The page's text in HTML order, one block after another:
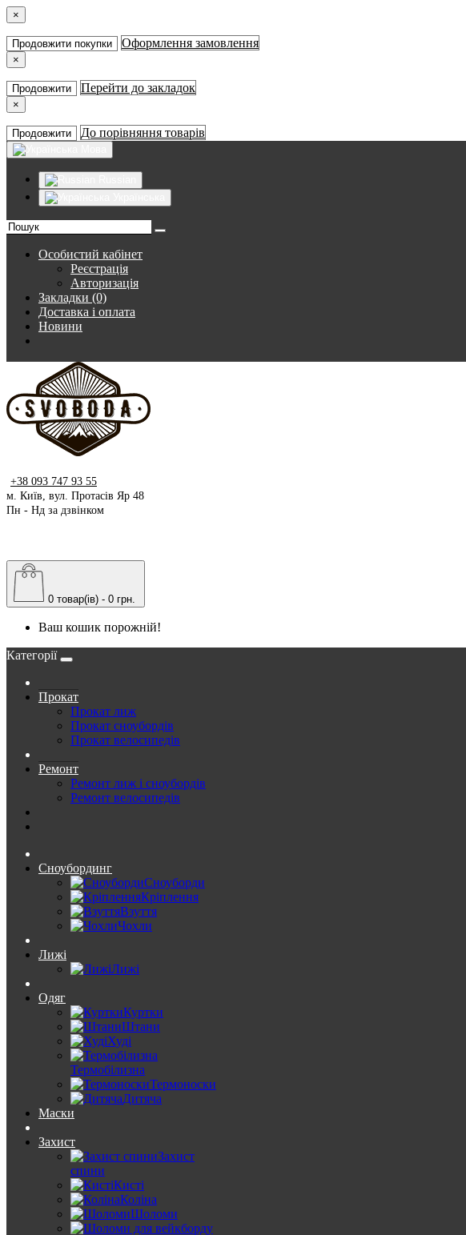
×
Продовжити покупки Оформлення замовлення
×
Продовжити Перейти до закладок
×
Продовжити До порівняння товарів
Особистий кабінет
Реєстрація
Авторизація
Закладки (0)
Доставка і оплата
Новини
+38 093 747 93 55
м. Київ, вул. Протасів Яр 48
Пн - Нд за дзвінком
0 товар(ів) - 0 грн.
Ваш кошик порожній!
Категорії
Прокат
Прокат лиж
Прокат сноубордів
Прокат велосипедів
Ремонт
Ремонт лиж і сноубордів
Ремонт велосипедів
Сноубординг
Сноуборди
Кріплення
Взуття
Чохли
Лижі
Лижі
Одяг
Куртки
Штани
Худі
Термобілизна
Термоноски
Дитяча
Маски
Захист
Захист
спини
Кисті
Коліна
Шоломи